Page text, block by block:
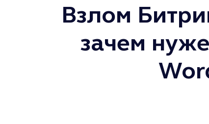
Взлом
зачем